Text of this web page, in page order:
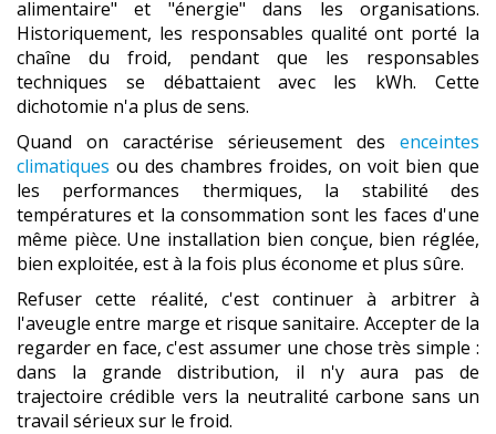
alimentaire" et "énergie" dans les organisations.
Historiquement, les responsables qualité ont porté la
chaîne du froid, pendant que les responsables
techniques se débattaient avec les kWh. Cette
dichotomie n'a plus de sens.
Quand on caractérise sérieusement des enceintes
climatiques ou des chambres froides, on voit bien que
les performances thermiques, la stabilité des
températures et la consommation sont les faces d'une
même pièce. Une installation bien conçue, bien réglée,
bien exploitée, est à la fois plus économe et plus sûre.
Refuser cette réalité, c'est continuer à arbitrer à
l'aveugle entre marge et risque sanitaire. Accepter de la
regarder en face, c'est assumer une chose très simple :
dans la grande distribution, il n'y aura pas de
trajectoire crédible vers la neutralité carbone sans un
travail sérieux sur le froid.